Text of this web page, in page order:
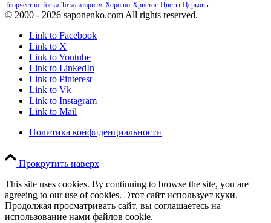
Творчество Тоска Тоталитаризм Хорошо Христос Цветы Церковь
© 2000 - 2026 saponenko.com All rights reserved.
Link to Facebook
Link to X
Link to Youtube
Link to LinkedIn
Link to Pinterest
Link to Vk
Link to Instagram
Link to Mail
Политика конфиденциальности
Прокрутить наверх
This site uses cookies. By continuing to browse the site, you are
agreeing to our use of cookies. Этот сайт использует куки.
Продолжая просматривать сайт, вы соглашаетесь на
использование нами файлов cookie.